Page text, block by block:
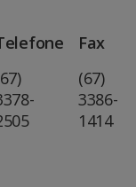
Fax
(67)
3386-
1414